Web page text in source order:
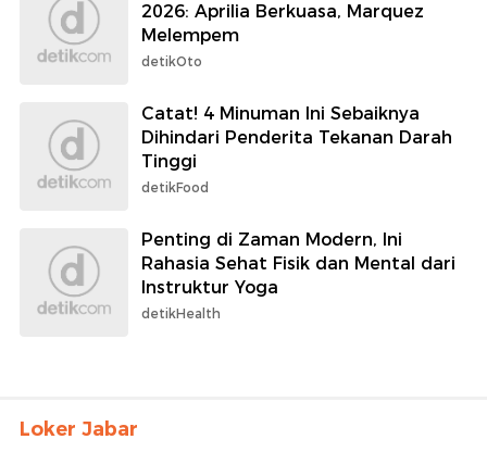
2026: Aprilia Berkuasa, Marquez
Melempem
detikOto
Catat! 4 Minuman Ini Sebaiknya
Dihindari Penderita Tekanan Darah
Tinggi
detikFood
Penting di Zaman Modern, Ini
Rahasia Sehat Fisik dan Mental dari
Instruktur Yoga
detikHealth
Loker Jabar